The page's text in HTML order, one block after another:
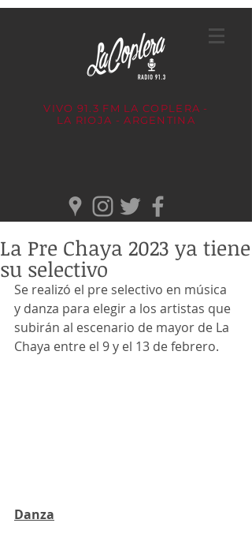
VIVO 91.3 FM LA COPLERA -
LA RIOJA - ARGENTINA
La Pre Chaya 2023 ya tiene
su selectivo
Se realizó el pre selectivo en música
y danza para elegir a los artistas que
subirán al escenario de mayor de La
Chaya entre el 9 y el 13 de febrero.
Danza